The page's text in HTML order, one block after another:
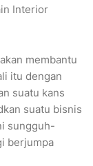
Interior
membantu
itu dengan
suatu kans
suatu bisnis
sungguh-
berjumpa